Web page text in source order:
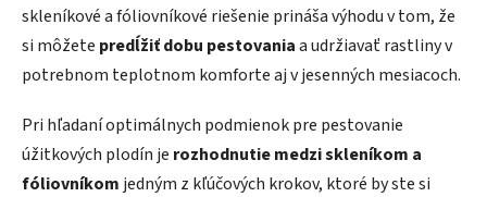
skleníkové a fóliovníkové riešenie prináša výhodu v tom, že
si môžete predĺžiť dobu pestovaniaa udržiavať rastliny v
potrebnom teplotnom komforte aj v jesenných mesiacoch.
Pri hľadaní optimálnych podmienok pre pestovanie
úžitkových plodín je rozhodnutie medzi skleníkom a
fóliovníkom jedným z kľúčových krokov, ktoré by ste si